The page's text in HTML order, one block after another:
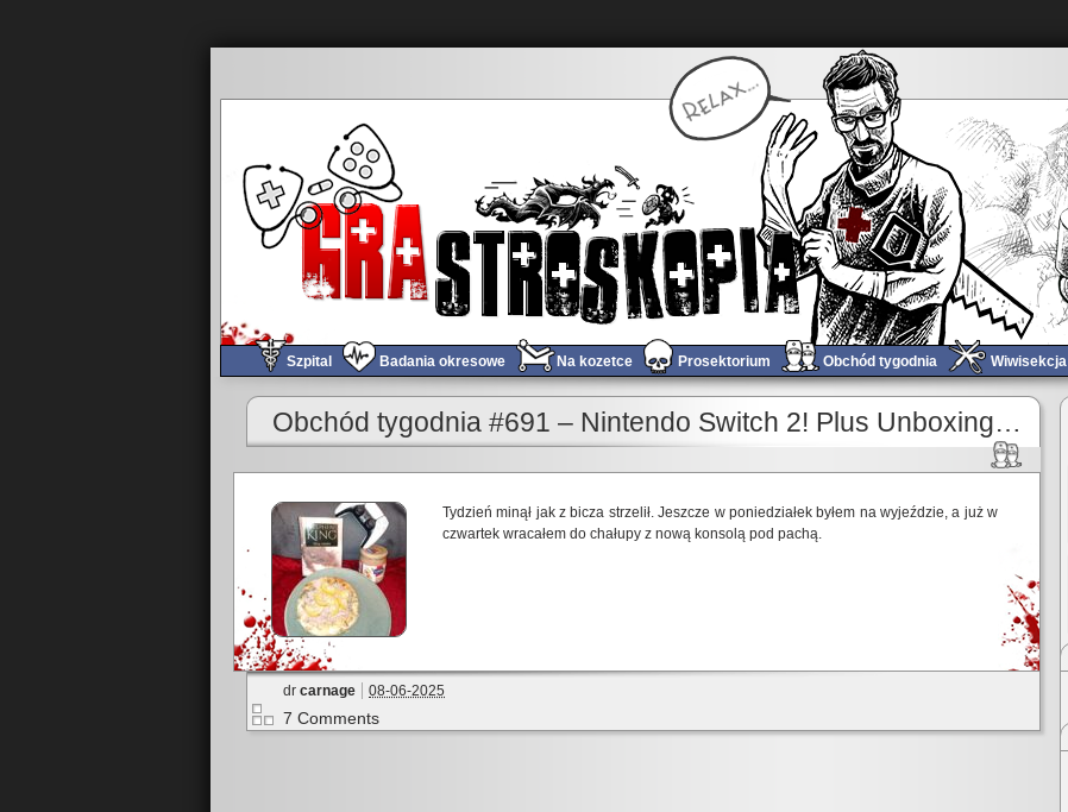
Szpital Badania okresowe Na kozetce Prosektorium Obchód tygodnia Wiwisekcja
Obchód tygodnia #691 – Nintendo Switch 2! Plus Unboxing…
Tydzień minął jak z bicza strzelił. Jeszcze w poniedziałek byłem na wyjeździe, a już w
czwartek wracałem do chałupy z nową konsolą pod pachą.
dr carnage 08-06-2025
7 Comments